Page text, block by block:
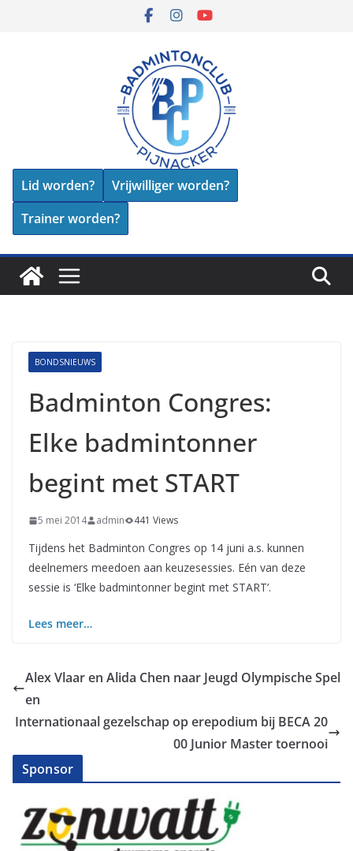
Lid worden?
Vrijwilliger worden?
Trainer worden?
BONDSNIEUWS
Badminton Congres:
Elke badmintonner
begint met START
5 mei 2014 admin 441 Views
Tijdens het Badminton Congres op 14 juni a.s. kunnen
deelnemers meedoen aan keuzesessies. Eén van deze
sessie is ‘Elke badmintonner begint met START’.
Lees meer…
Alex Vlaar en Alida Chen naar Jeugd Olympische Spel
en
Internationaal gezelschap op erepodium bij BECA 20
00 Junior Master toernooi
Sponsor